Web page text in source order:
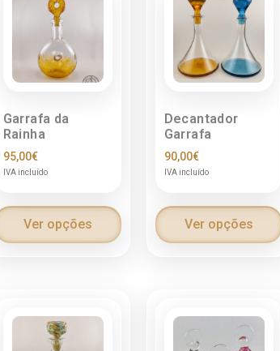
Garrafa da
Rainha
95,00€
IVA incluído
Ver opções
Decantador
Garrafa
90,00€
IVA incluído
Ver opções